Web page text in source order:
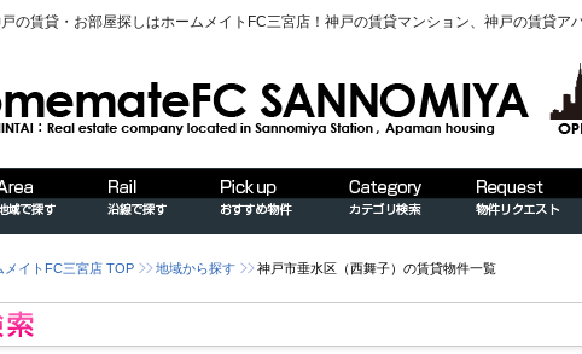
の賃貸・お部屋探しはホームメイトFC三宮店！神戸の賃貸マンション、神戸の賃貸ア
メイトFC三宮店 TOP 地域から探す 神戸市垂水区（西舞子）の賃貸物件一覧